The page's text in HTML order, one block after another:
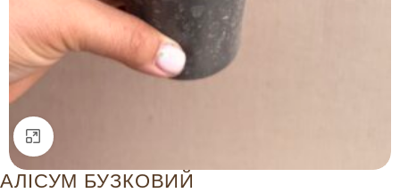
Натисніть, щоб збільшити
АЛІСУМ БУЗКОВИЙ